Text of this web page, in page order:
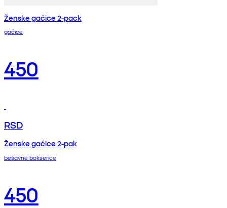
Ženske gaćice 2-pack
gaćice
450
RSD
Ženske gaćice 2-pak
bešavne bokserice
450